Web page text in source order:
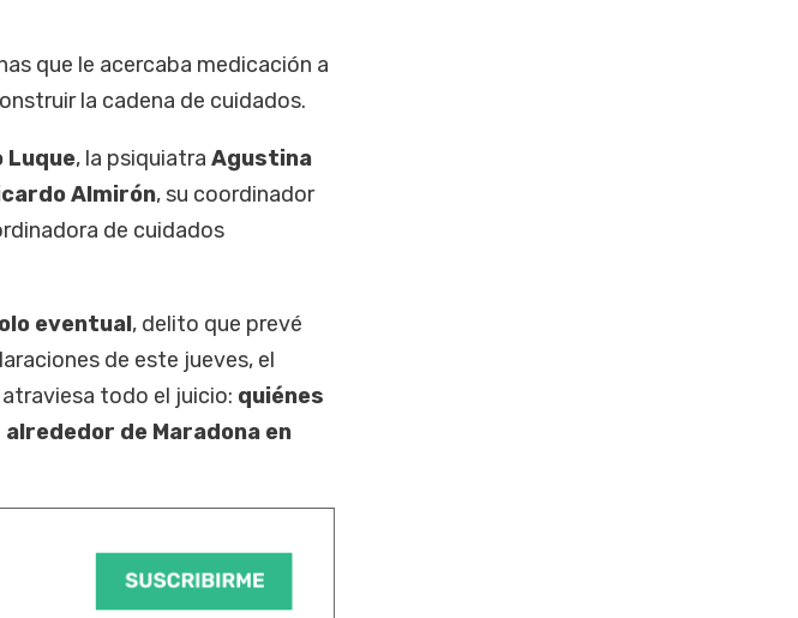
que le acercaba medicación a
la cadena de cuidados.
Luque, la psiquiatra Agustina
Almirón, su coordinador
de cuidados
eventual, delito que prevé
de este jueves, el
todo el juicio: quiénes
de Maradona en